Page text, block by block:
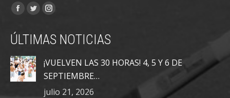
Encuéntranos en:
Facebook
opens
in
new
window
Twitter
opens
in
new
window
Instagram
opens
new
window
ÚLTIMAS NOTICIAS
¡VUELVEN LAS 30 HORAS! 4, 5 Y 6 DE
SEPTIEMBRE…
julio 21, 2026